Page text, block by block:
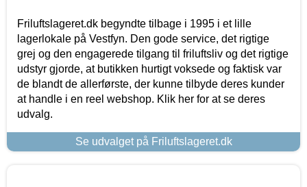
Friluftslageret.dk begyndte tilbage i 1995 i et lille
lagerlokale på Vestfyn. Den gode service, det rigtige
grej og den engagerede tilgang til friluftsliv og det rigtige
udstyr gjorde, at butikken hurtigt voksede og faktisk var
de blandt de allerførste, der kunne tilbyde deres kunder
at handle i en reel webshop. Klik her for at se deres
udvalg.
Se udvalget på Friluftslageret.dk